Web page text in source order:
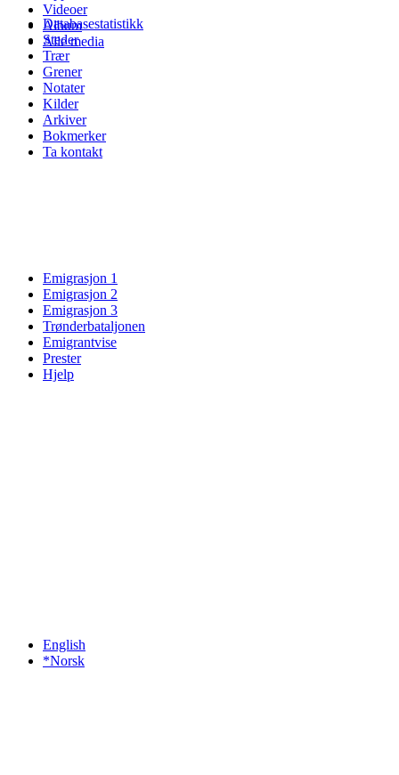
Videoer
Album
Alle media
Databasestatistikk
Steder
Trær
Grener
Notater
Kilder
Arkiver
Bokmerker
Ta kontakt
Emigrasjon 1
Emigrasjon 2
Emigrasjon 3
Trønderbataljonen
Emigrantvise
Prester
Hjelp
English
*Norsk